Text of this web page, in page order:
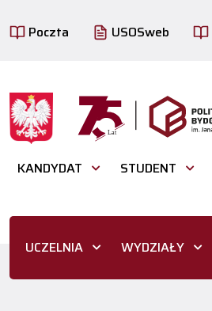
Poczta USOSweb
KANDYDAT STUDENT
UCZELNIA WYDZIAŁY